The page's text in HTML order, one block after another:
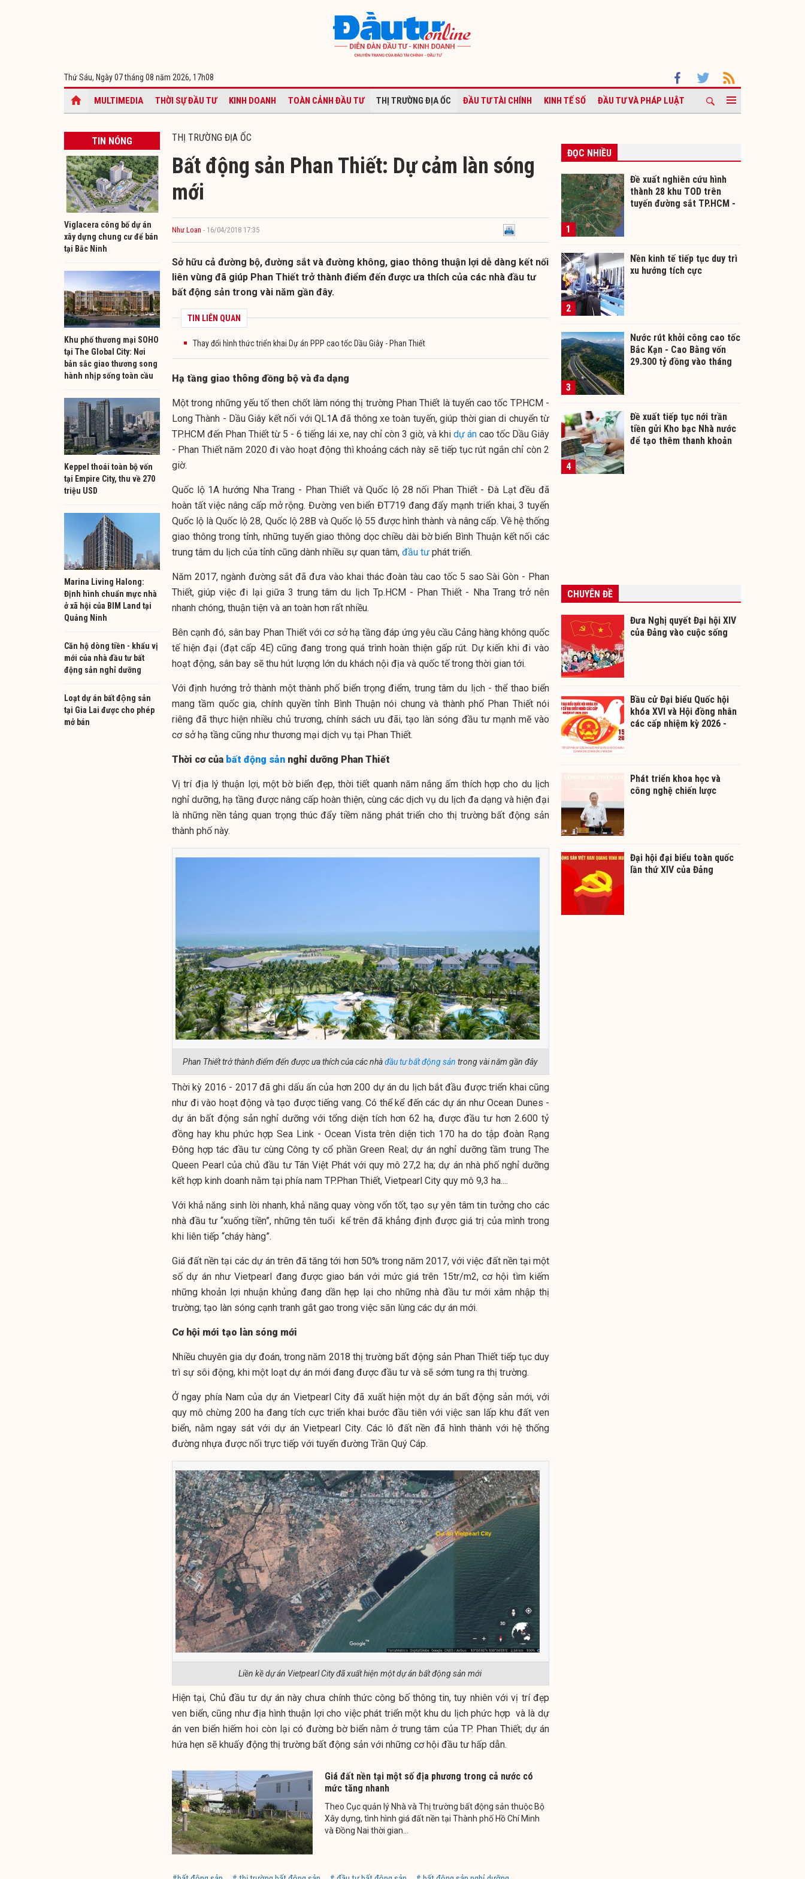
Thứ Sáu, Ngày 07 tháng 08 năm 2026, 17h08
MULTIMEDIA THỜI SỰ ĐẦU TƯ KINH DOANH TOÀN CẢNH ĐẦU TƯ THỊ TRƯỜNG ĐỊA ỐC ĐẦU TƯ TÀI CHÍNH KINH TẾ SỐ ĐẦU TƯ VÀ PHÁP LUẬT
TIN NÓNG
Viglacera công bố dự án
xây dựng chung cư để bán
tại Bắc Ninh
Khu phố thương mại SOHO
tại The Global City: Nơi
bản sắc giao thương song
hành nhịp sống toàn cầu
Keppel thoái toàn bộ vốn
tại Empire City, thu về 270
triệu USD
Marina Living Halong:
Định hình chuẩn mực nhà
ở xã hội của BIM Land tại
Quảng Ninh
Căn hộ dòng tiền - khẩu vị
mới của nhà đầu tư bất
động sản nghỉ dưỡng
Loạt dự án bất động sản
tại Gia Lai được cho phép
mở bán
THỊ TRƯỜNG ĐỊA ỐC
Bất động sản Phan Thiết: Dự cảm làn sóng
mới
Như Loan - 16/04/2018 17:35
Sở hữu cả đường bộ, đường sắt và đường không, giao thông thuận lợi dễ dàng kết nối
liên vùng đã giúp Phan Thiết trở thành điểm đến được ưa thích của các nhà đầu tư
bất động sản trong vài năm gần đây.
TIN LIÊN QUAN
Thay đổi hình thức triển khai Dự án PPP cao tốc Dầu Giây - Phan Thiết
Hạ tầng giao thông đồng bộ và đa dạng
Một trong những yếu tố then chốt làm nóng thị trường Phan Thiết là tuyến cao tốc TP.HCM -
Long Thành - Dầu Giây kết nối với QL1A đã thông xe toàn tuyến, giúp thời gian di chuyển từ
TP.HCM đến Phan Thiết từ 5 - 6 tiếng lái xe, nay chỉ còn 3 giờ, và khi dự án cao tốc Dầu Giây
- Phan Thiết năm 2020 đi vào hoạt động thì khoảng cách này sẽ tiếp tục rút ngắn chỉ còn 2
giờ.
Quốc lộ 1A hướng Nha Trang - Phan Thiết và Quốc lộ 28 nối Phan Thiết - Đà Lạt đều đã
hoàn tất việc nâng cấp mở rộng. Đường ven biển ĐT719 đang đẩy mạnh triển khai, 3 tuyến
Quốc lộ là Quốc lộ 28, Quốc lộ 28B và Quốc lộ 55 được hình thành và nâng cấp. Về hệ thống
giao thông trong tỉnh, những tuyến giao thông dọc chiều dài bờ biển Bình Thuận kết nối các
trung tâm du lịch của tỉnh cũng dành nhiều sự quan tâm, đầu tư phát triển.
Năm 2017, ngành đường sắt đã đưa vào khai thác đoàn tàu cao tốc 5 sao Sài Gòn - Phan
Thiết, giúp việc đi lại giữa 3 trung tâm du lịch Tp.HCM - Phan Thiết - Nha Trang trở nên
nhanh chóng, thuận tiện và an toàn hơn rất nhiều.
Bên cạnh đó, sân bay Phan Thiết với cơ sở hạ tầng đáp ứng yêu cầu Cảng hàng không quốc
tế hiện đại (đạt cấp 4E) cũng đang trong quá trình hoàn thiện gấp rút. Dự kiến khi đi vào
hoạt động, sân bay sẽ thu hút lượng lớn du khách nội địa và quốc tế trong thời gian tới.
Với định hướng trở thành một thành phố biển trọng điểm, trung tâm du lịch - thể thao biển
mang tầm quốc gia, chính quyền tỉnh Bình Thuận nói chung và thành phố Phan Thiết nói
riêng đã thực hiện nhiều chủ trương, chính sách ưu đãi, tạo làn sóng đầu tư mạnh mẽ vào
cơ sở hạ tầng cũng như thương mại dịch vụ tại Phan Thiết.
Thời cơ của bất động sản nghỉ dưỡng Phan Thiết
Vị trí địa lý thuận lợi, một bờ biển đẹp, thời tiết quanh năm nắng ấm thích hợp cho du lịch
nghỉ dưỡng, hạ tầng được nâng cấp hoàn thiện, cùng các dịch vụ du lịch đa dạng và hiện đại
là những nền tảng quan trọng thúc đẩy tiềm năng phát triển cho thị trường bất động sản
thành phố này.
Phan Thiết trở thành điểm đến được ưa thích của các nhàđầu tư bất động sản trong vài năm gần đây
Thời kỳ 2016 - 2017 đã ghi dấu ấn của hơn 200 dự án du lịch bắt đầu được triển khai cũng
như đi vào hoạt động và tạo được tiếng vang. Có thể kể đến các dự án như Ocean Dunes -
dự án bất động sản nghỉ dưỡng với tổng diện tích hơn 62 ha, được đầu tư hơn 2.600 tỷ
đồng hay khu phức hợp Sea Link - Ocean Vista trên diện tich 170 ha do tập đoàn Rạng
Đông hợp tác đầu tư cùng Công ty cổ phần Green Real; dự án nghỉ dưỡng tầm trung The
Queen Pearl của chủ đầu tư Tân Việt Phát với quy mô 27,2 ha; dự án nhà phố nghỉ dưỡng
kết hợp kinh doanh nằm tại phía nam TP.Phan Thiết, Vietpearl City quy mô 9,3 ha....
Với khả năng sinh lời nhanh, khả năng quay vòng vốn tốt, tạo sự yên tâm tin tưởng cho các
nhà đầu tư “xuống tiền”, những tên tuổi kể trên đã khẳng định được giá trị của mình trong
khi liên tiếp “cháy hàng”.
Giá đất nền tại các dự án trên đã tăng tới hơn 50% trong năm 2017, với việc đất nền tại một
số dự án như Vietpearl đang được giao bán với mức giá trên 15tr/m2, cơ hội tìm kiếm
những khoản lợi nhuận khủng đang dần hẹp lại cho những nhà đầu tư mới xâm nhập thị
trường; tạo làn sóng cạnh tranh gắt gao trong việc săn lùng các dự án mới.
Cơ hội mới tạo làn sóng mới
Nhiều chuyên gia dự đoán, trong năm 2018 thị trường bất động sản Phan Thiết tiếp tục duy
trì sự sôi động, khi một loạt dự án mới đang được đầu tư và sẽ sớm tung ra thị trường.
Ở ngay phía Nam của dự án Vietpearl City đã xuất hiện một dự án bất động sản mới, với
quy mô chừng 200 ha đang tích cực triển khai bước đầu tiên với việc san lấp khu đất ven
biển, nằm ngay sát với dự án Vietpearl City. Các lô đất nền đã hình thành với hệ thống
đường nhựa được nối trực tiếp với tuyến đường Trần Quý Cáp.
Liền kề dự án Vietpearl City đã xuất hiện một dự án bất động sản mới
Hiện tại, Chủ đầu tư dự án này chưa chính thức công bố thông tin, tuy nhiên với vị trí đẹp
ven biển, cũng như địa hình thuận lợi cho việc phát triển một khu du lịch phức hợp và là dự
án ven biển hiếm hoi còn lại có đường bờ biển nằm ở trung tâm của TP. Phan Thiết; dự án
hứa hẹn sẽ khuấy động thị trường bất động sản với những cơ hội đầu tư hấp dẫn.
Giá đất nền tại một số địa phương trong cả nước có
mức tăng nhanh
Theo Cục quản lý Nhà và Thị trường bất động sản thuộc Bộ
Xây dựng, tình hình giá đất nền tại Thành phố Hồ Chí Minh
và Đồng Nai thời gian...
ĐỌC NHIỀU
1
Đề xuất nghiên cứu hình
thành 28 khu TOD trên
tuyến đường sắt TP.HCM -
2
Nền kinh tế tiếp tục duy trì
xu hướng tích cực
3
Nước rút khởi công cao tốc
Bắc Kạn - Cao Bằng vốn
29.300 tỷ đồng vào tháng
4
Đề xuất tiếp tục nới trần
tiền gửi Kho bạc Nhà nước
để tạo thêm thanh khoản
CHUYÊN ĐỀ
Đưa Nghị quyết Đại hội XIV
của Đảng vào cuộc sống
Bầu cử Đại biểu Quốc hội
khóa XVI và Hội đồng nhân
các cấp nhiệm kỳ 2026 -
Phát triển khoa học và
công nghệ chiến lược
Đại hội đại biểu toàn quốc
lần thứ XIV của Đảng